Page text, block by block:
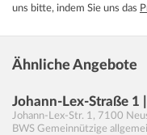
uns bitte, indem Sie uns das
Ähnliche Angebote
Johann-Lex-Str. 1, 7100
BWS Gemeinnützige